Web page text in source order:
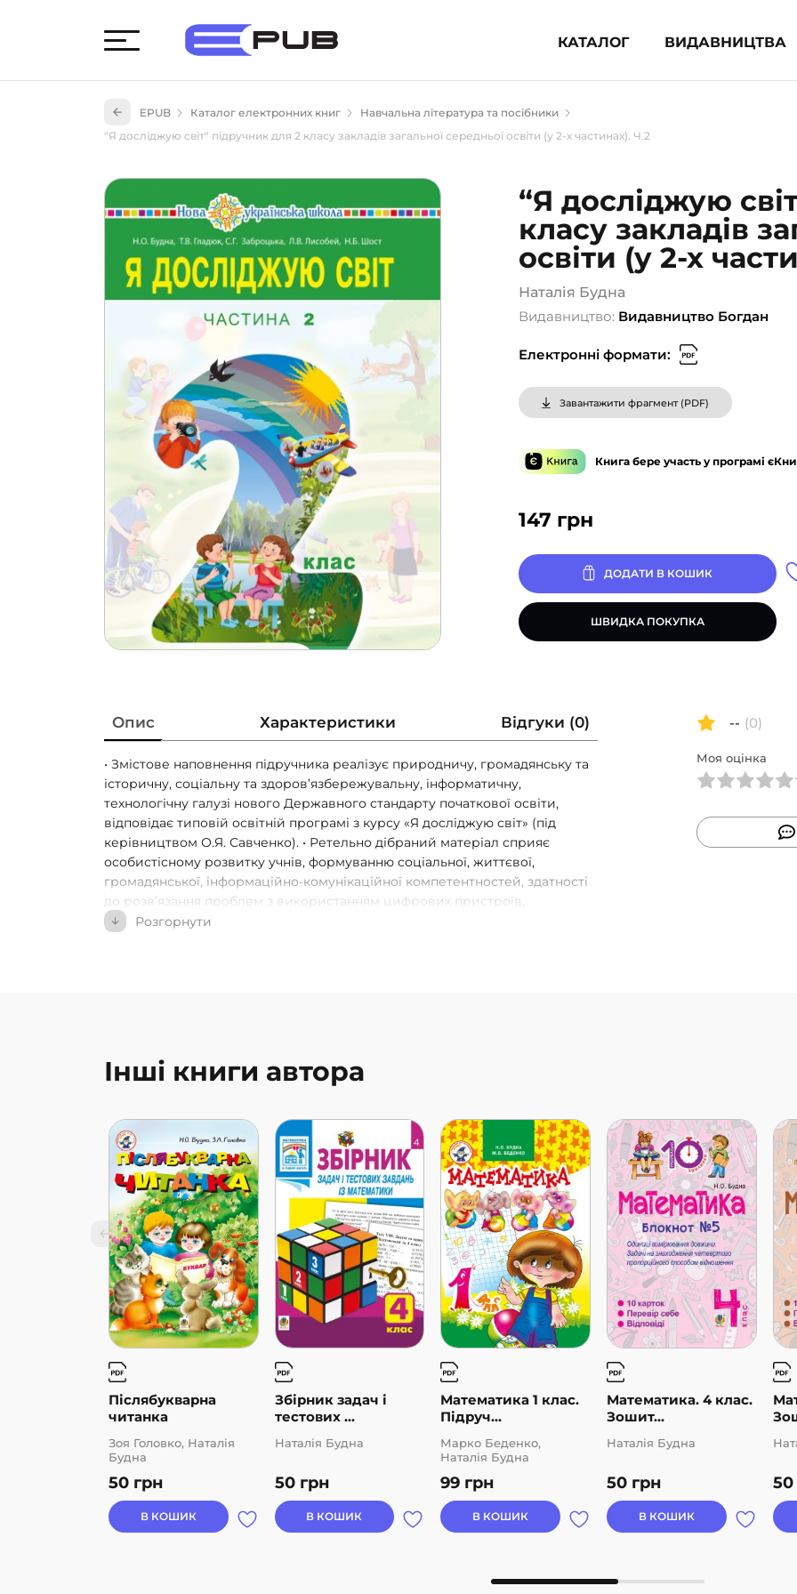
КАТАЛОГ ВИДАВНИЦТВА
Художня література (1854)
Книги для дітей (836)
Науково-популярна література (1015)
Навчальна література та посібники
Енциклопедії, довідники, словники
(55)
Подарункові сертифікати (1)
EPUB Каталог електронних книг
Навчальна література та посібники
"Я досліджую світ" підручник для 2 класу закладів загальної середньої освіти (у 2-х частинах). Ч.2
“Я досліджую
класу закладів
освіти (у 2-х
Наталія Будна
Видавництво: Видавництво Богдан
Електронні формати:
147 грн
Завантажити фрагмент (PDF)
Книга бере участь у програмі
ДОДАТИ В КОШИК
ШВИДКА ПОКУПКА
Опис Характеристики Відгуки (0)
• Змістове наповнення підручника реалізує природничу, громадянську та
історичну, соціальну та здоров’язбережувальну, інформатичну,
технологічну галузі нового Державного стандарту початкової освіти,
відповідає типовій освітній програмі з курсу «Я досліджую світ» (під
керівництвом О.Я. Савченко). • Ретельно дібраний матеріал сприяє
особистісному розвитку учнів, формуванню соціальної, життєвої,
громадянської, інформаційно-комунікаційної компетентностей, здатності
до розв’язання проблем з використанням цифрових пристроїв,
інформаційно-комунікаційних технологій. • Виклад навчального матеріалу
Розгорнути
-- (0)
Моя оцінка
Інші книги автора
Післябукварна
читанка
50 грн
Зоя Головко, Наталія
Будна
В КОШИК
Збірник задач і
тестових ...
50 грн
Наталія Будна
В КОШИК
Математика 1 клас.
Підруч...
99 грн
Марко Беденко,
Наталія Будна
В КОШИК
Математика. 4 клас.
Зошит...
50 грн
Наталія Будна
В КОШИК
50